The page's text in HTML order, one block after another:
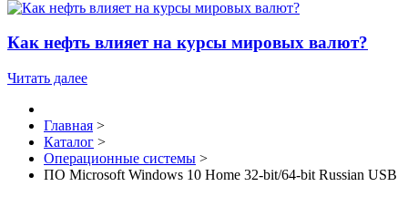
Как нефть влияет на курсы мировых валют?
Читать далее
Главная >
Каталог >
Операционные системы >
ПО Microsoft Windows 10 Home 32-bit/64-bit Russian USB